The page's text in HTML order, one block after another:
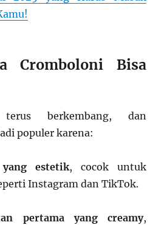
Cromboloni Bisa
berkembang, dan
populer karena:
yang estetik, cocok untuk
Instagram dan TikTok.
pertama yang creamy,